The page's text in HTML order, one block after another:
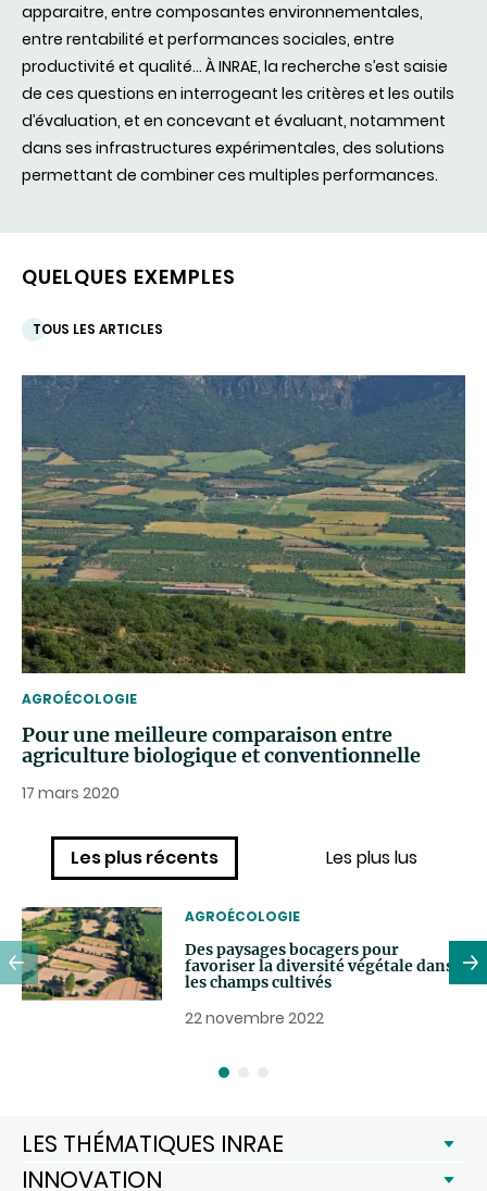
apparaitre, entre composantes environnementales,
entre rentabilité et performances sociales, entre
productivité et qualité… À INRAE, la recherche s’est saisie
de ces questions en interrogeant les critères et les outils
d’évaluation, et en concevant et évaluant, notamment
dans ses infrastructures expérimentales, des solutions
permettant de combiner ces multiples performances.
QUELQUES EXEMPLES
TOUS LES ARTICLES
THEMATIC
AGROÉCOLOGIE
Pour une meilleure comparaison entre
agriculture biologique et conventionnelle
17 mars 2020
Les plus récents Les plus lus
THEMATIC
AGROÉCOLOGIE
Des paysages bocagers pour
favoriser la diversité végétale dans
les champs cultivés
22 novembre 2022
LES THÉMATIQUES INRAE
INNOVATION